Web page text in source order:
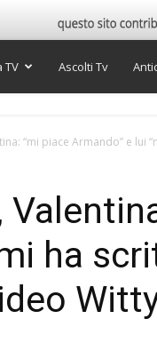
TV Ascolti Tv
“mi piace Armando” e lui
ha